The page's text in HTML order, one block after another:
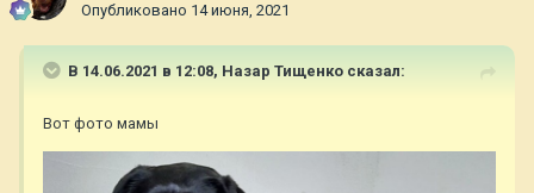
Опубликовано 14 июня, 2021
В 14.06.2021 в 12:08, Назар Тищенко сказал:
Вот фото мамы